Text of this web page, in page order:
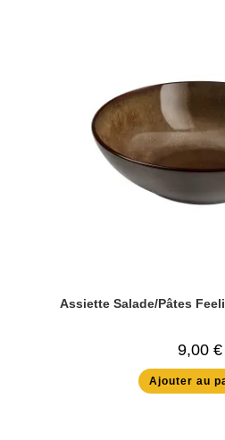
Assiette Salade/Pâtes
9,00 €
Ajouter au